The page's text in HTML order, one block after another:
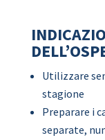
Utilizzare
stagione
Preparare i
separate,